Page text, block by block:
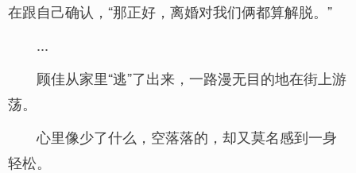
在跟自己确认，“那正好，离婚对我们俩都算解脱。”
...
顾佳从家里“逃”了出来，一路漫无目的地在街上游
荡。
心里像少了什么，空落落的，却又莫名感到一身
轻松。